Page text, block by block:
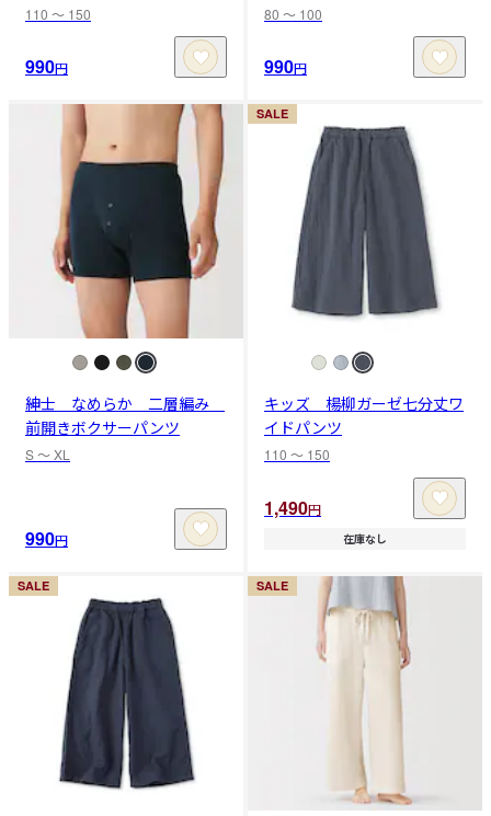
110 〜 150
990円
80 〜 100
990円
紳士 なめらか 二層編み
前開きボクサーパンツ
S 〜 XL
990円
SALE
キッズ 楊柳ガーゼ七分丈ワ
イドパンツ
110 〜 150
1,490円
在庫なし
SALE SALE